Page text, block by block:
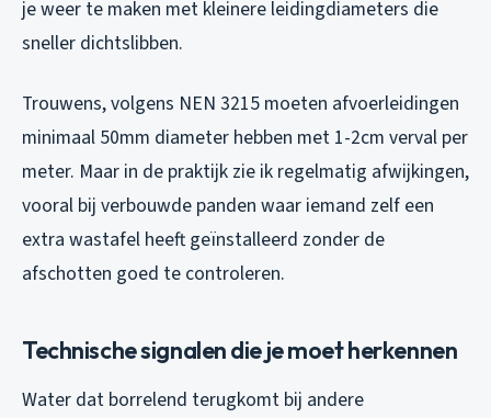
je weer te maken met kleinere leidingdiameters die
sneller dichtslibben.
Trouwens, volgens NEN 3215 moeten afvoerleidingen
minimaal 50mm diameter hebben met 1-2cm verval per
meter. Maar in de praktijk zie ik regelmatig afwijkingen,
vooral bij verbouwde panden waar iemand zelf een
extra wastafel heeft geïnstalleerd zonder de
afschotten goed te controleren.
Technische signalen die je moet herkennen
Water dat borrelend terugkomt bij andere